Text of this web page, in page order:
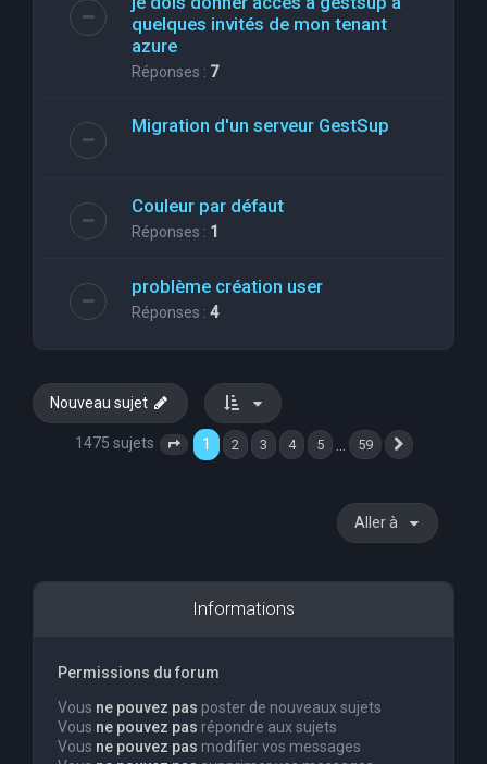
quelques invités de mon tenant
azure
Réponses : 7
Migration d'un serveur GestSup
Couleur par défaut
Réponses : 1
problème création user
Réponses : 4
Nouveau sujet
1475 sujets Page 1 sur59
1 2 3 4 5 59
Aller à
Informations
Permissions du forum
Vous ne pouvez pas poster de nouveaux sujets
Vous ne pouvez pas répondre aux sujets
Vous ne pouvez pas modifier vos messages